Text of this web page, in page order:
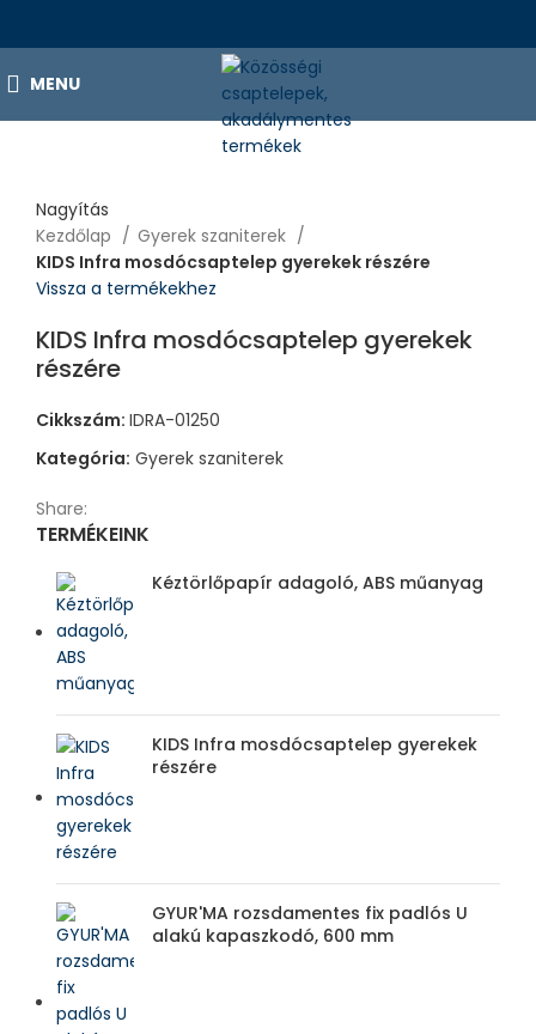
MENU
Nagyítás
Kezdőlap
Gyerek szaniterek
KIDS Infra mosdócsaptelep gyerekek részére
Vissza a termékekhez
KIDS Infra mosdócsaptelep gyerekek
részére
Cikkszám: IDRA-01250
Kategória: Gyerek szaniterek
Share:
TERMÉKEINK
Kéztörlőpapír adagoló, ABS műanyag
KIDS Infra mosdócsaptelep gyerekek
részére
GYUR'MA rozsdamentes fix padlós U
alakú kapaszkodó, 600 mm